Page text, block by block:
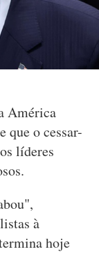
América
que o cessar-
líderes
à
hoje